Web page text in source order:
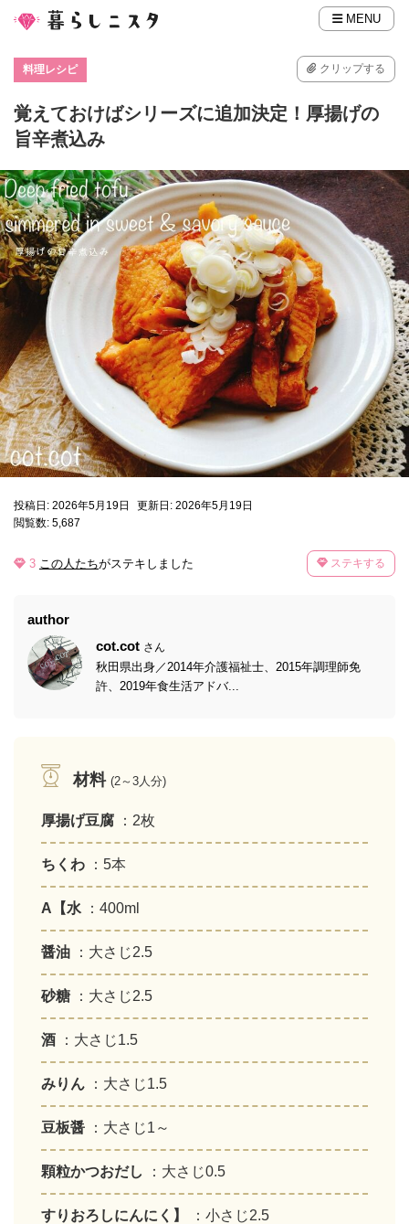
MENU
料理レシピ クリップする
覚えておけばシリーズに追加決定！厚揚げの
旨辛煮込み
投稿日: 2026年5月19日
更新日: 2026年5月19日
閲覧数: 5,687
3 この人たちがステキしました ステキする
author
cot.cot さん
秋田県出身／2014年介護福祉士、2015年調理師免
許、2019年食生活アドバ...
材料 (2～3人分)
厚揚げ豆腐 ：2枚
ちくわ ：5本
A【水 ：400ml
醤油 ：大さじ2.5
砂糖 ：大さじ2.5
酒 ：大さじ1.5
みりん ：大さじ1.5
豆板醤 ：大さじ1～
顆粒かつおだし ：大さじ0.5
すりおろしにんにく】 ：小さじ2.5